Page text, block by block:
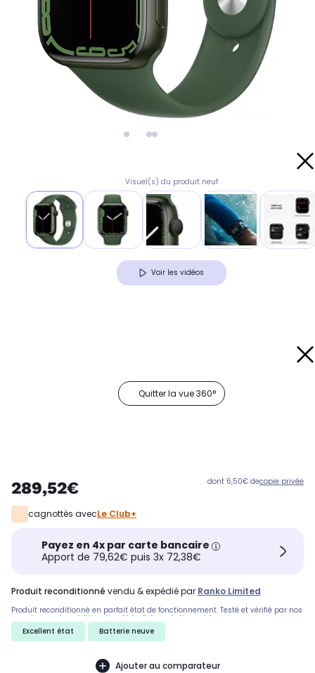
Visuel(s) du produit neuf
Voir les vidéos
Quitter la vue 360°
289,52€ dont 6,50€ decopie privée
cagnottés avecLe Club+
Payez en 4x par carte bancaire
Apport de 79,62€ puis 3x 72,38€
produit reconditionné vendu & expédié par Ranko Limited
Produit reconditionné en parfait état de fonctionnement. Testé et vérifié par nos
experts avant expédition. Un câble d'alimentation est fourni.
Excellent état
Batterie neuve
Ajouter au comparateur